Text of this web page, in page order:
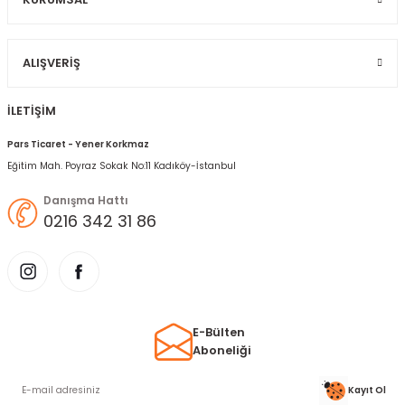
ALIŞVERIŞ
İLETİŞİM
Pars Ticaret - Yener Korkmaz
Eğitim Mah. Poyraz Sokak No:11 Kadıköy-İstanbul
Danışma Hattı
0216 342 31 86
E-Bülten
Aboneliği
Kayıt Ol